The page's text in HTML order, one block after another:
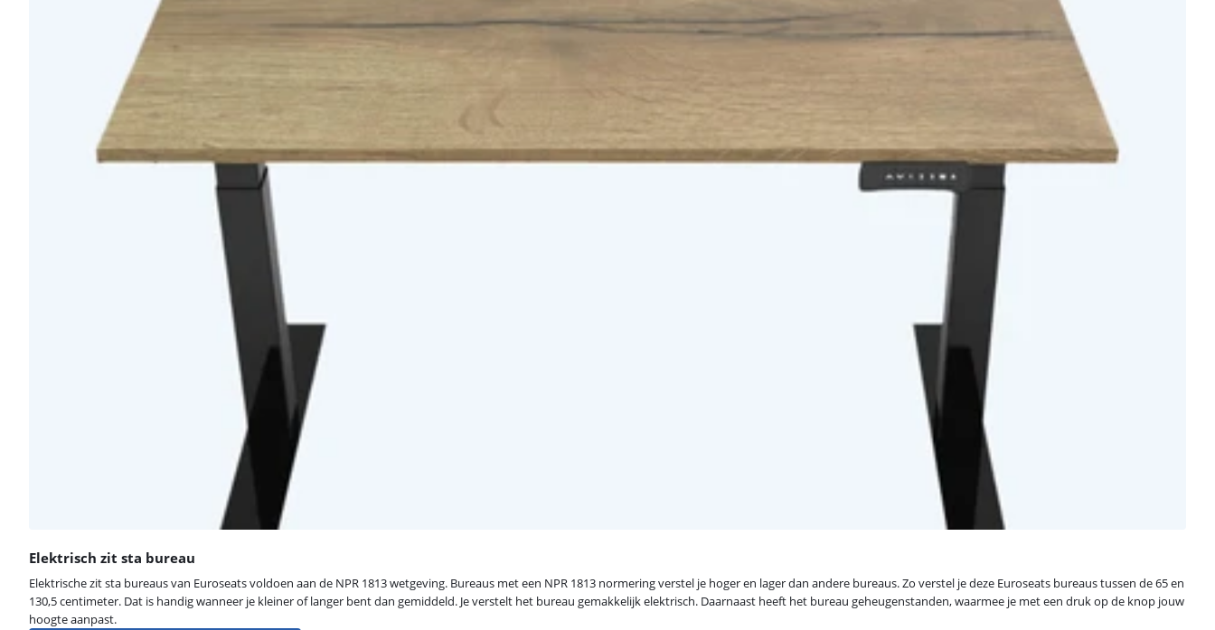
Elektrisch zit sta bureau
Elektrische zit sta bureaus van Euroseats voldoen aan de NPR 1813 wetgeving. Bureaus met een NPR 1813 normering verstel je hoger en lager dan andere bureaus. Zo verstel je deze Euroseats bureaus tussen de 65 en
130,5 centimeter. Dat is handig wanneer je kleiner of langer bent dan gemiddeld. Je verstelt het bureau gemakkelijk elektrisch. Daarnaast heeft het bureau geheugenstanden, waarmee je met een druk op de knop jouw
hoogte aanpast.